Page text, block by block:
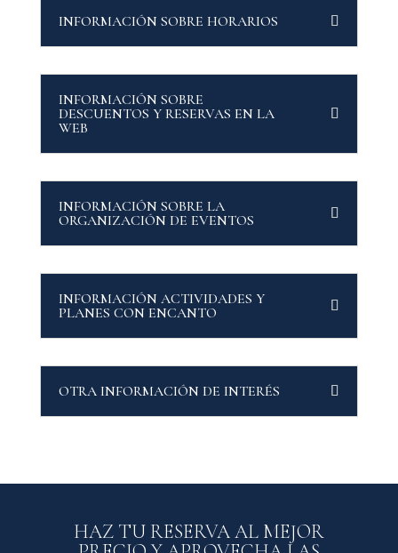
INFORMACIÓN SOBRE HORARIOS
INFORMACIÓN SOBRE
DESCUENTOS Y RESERVAS EN LA
WEB
INFORMACIÓN SOBRE LA
ORGANIZACIÓN DE EVENTOS
INFORMACIÓN ACTIVIDADES Y
PLANES CON ENCANTO
OTRA INFORMACIÓN DE INTERÉS
HAZ TU RESERVA AL MEJOR